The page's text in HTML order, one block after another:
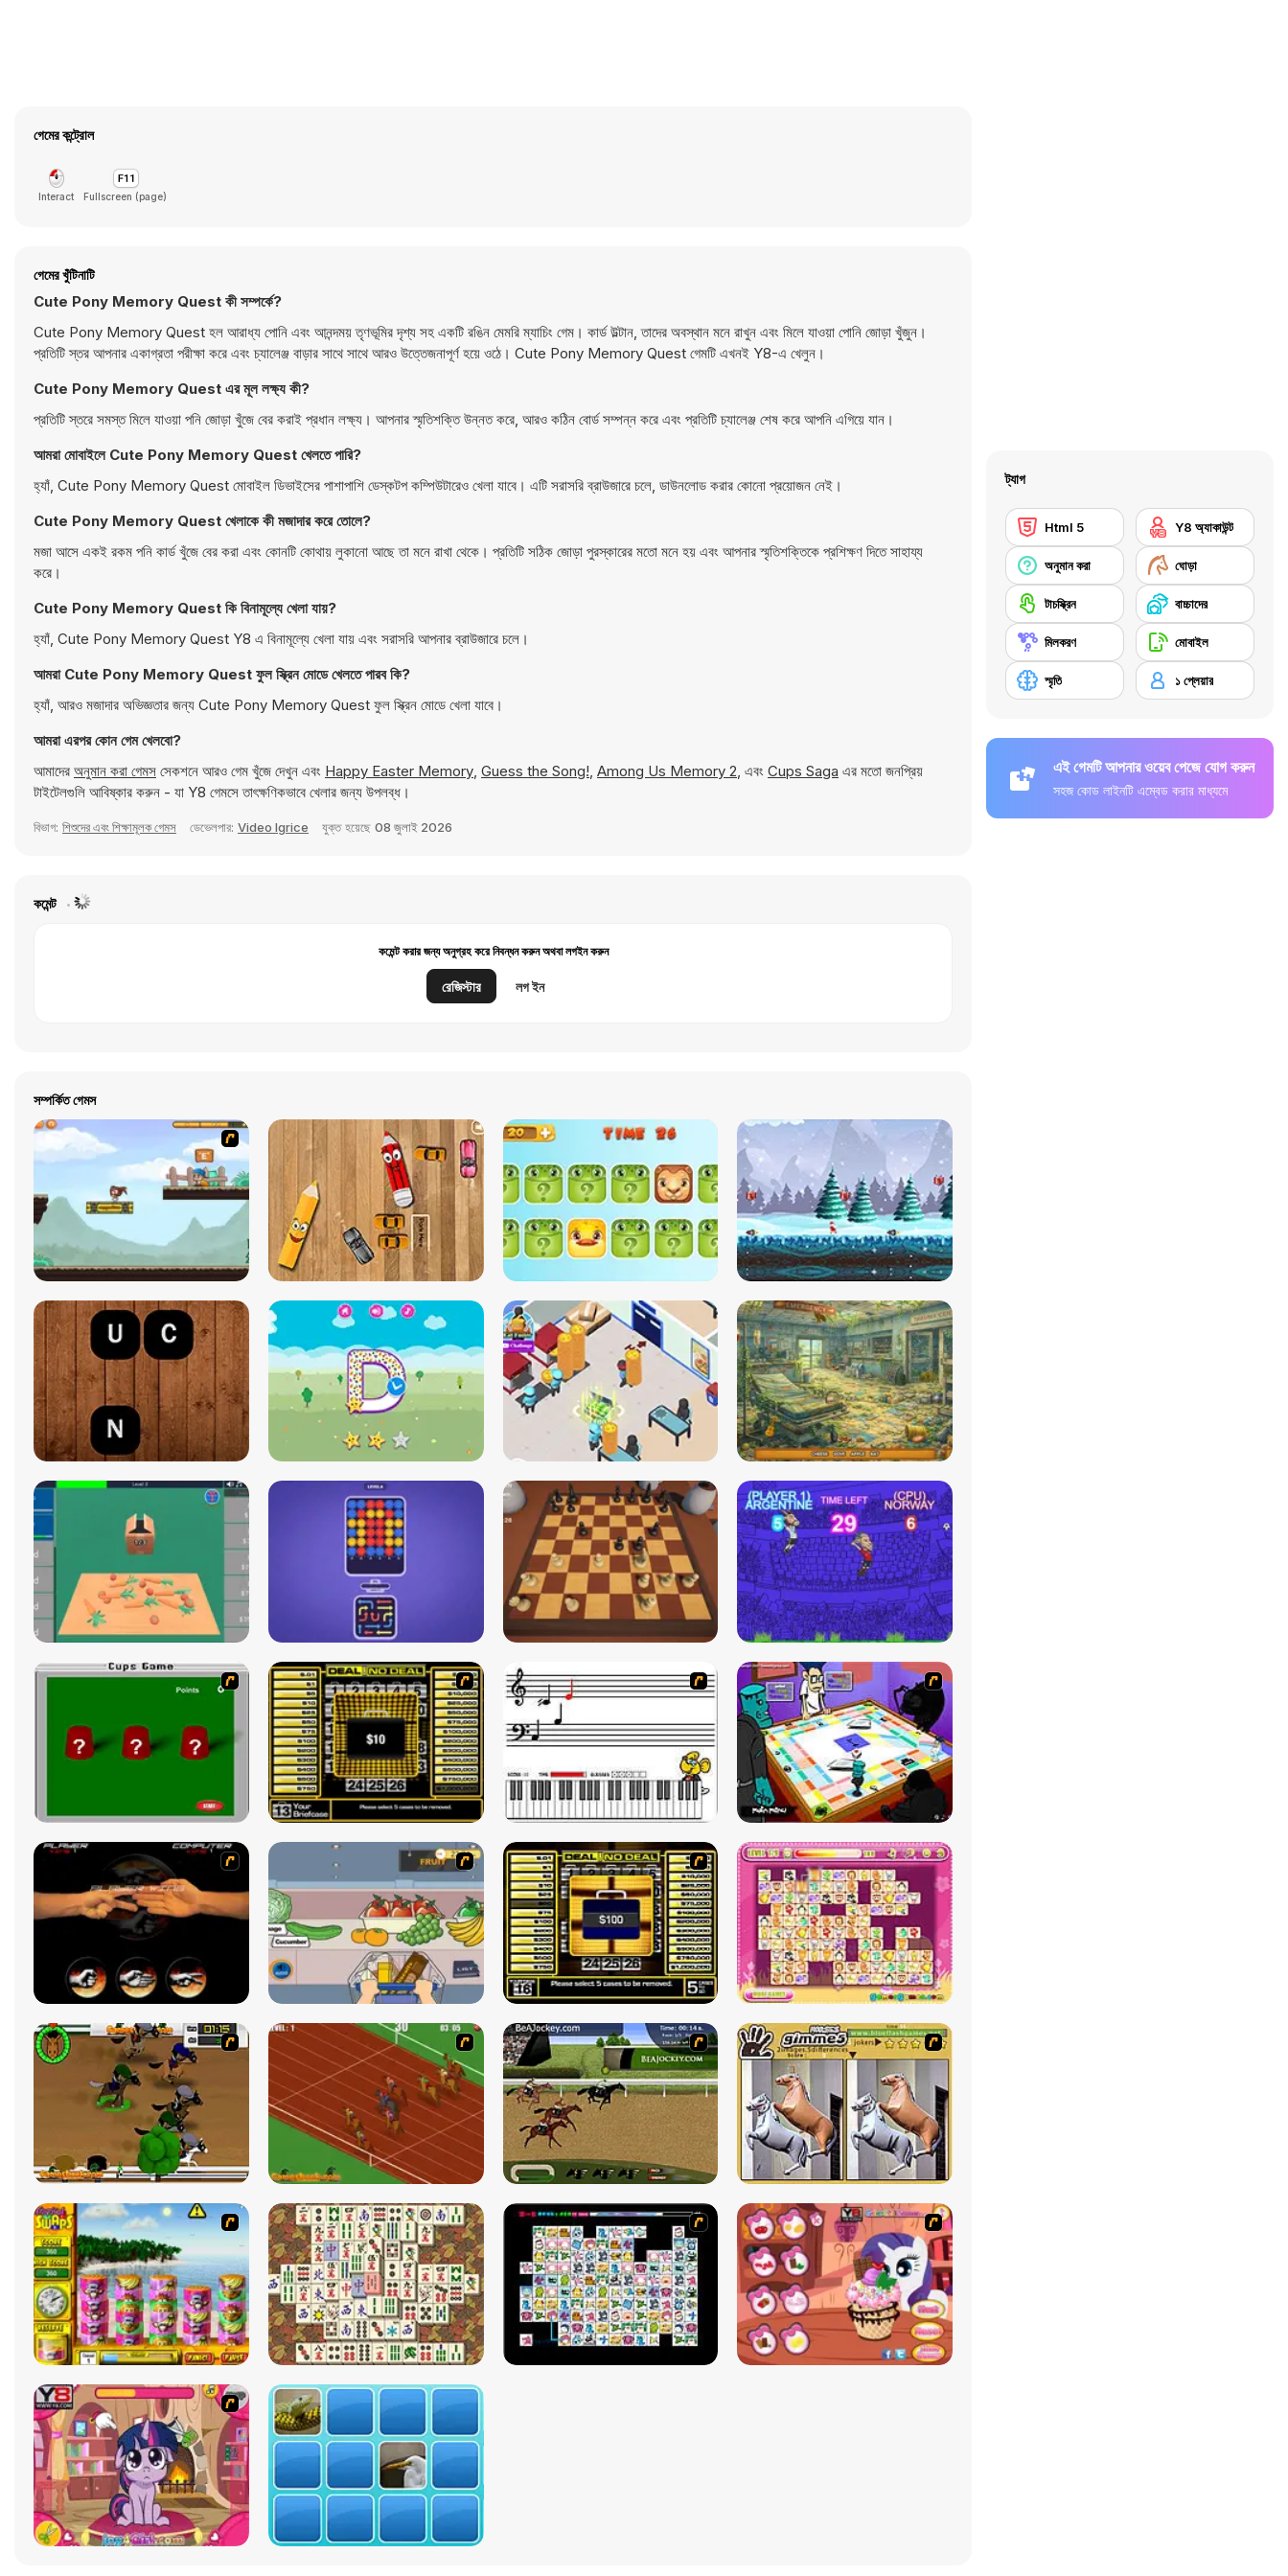
গেমের কন্ট্রোল
Interact Fullscreen (page)
গেমের খুঁটিনাটি
Cute Pony Memory Quest কী সম্পর্কে?
Cute Pony Memory Quest হল আরাধ্য পোনি এবং আনন্দময় তৃণভূমির দৃশ্য সহ একটি রঙিন মেমরি ম্যাচিং গেম। কার্ড উল্টান, তাদের অবস্থান মনে রাখুন এবং মিলে যাওয়া পোনি জোড়া খুঁজুন।
প্রতিটি স্তর আপনার একাগ্রতা পরীক্ষা করে এবং চ্যালেঞ্জ বাড়ার সাথে সাথে আরও উত্তেজনাপূর্ণ হয়ে ওঠে। Cute Pony Memory Quest গেমটি এখনই Y8-এ খেলুন।
Cute Pony Memory Quest এর মূল লক্ষ্য কী?
প্রতিটি স্তরে সমস্ত মিলে যাওয়া পনি জোড়া খুঁজে বের করাই প্রধান লক্ষ্য। আপনার স্মৃতিশক্তি উন্নত করে, আরও কঠিন বোর্ড সম্পন্ন করে এবং প্রতিটি চ্যালেঞ্জ শেষ করে আপনি এগিয়ে যান।
আমরা মোবাইলে Cute Pony Memory Quest খেলতে পারি?
হ্যাঁ, Cute Pony Memory Quest মোবাইল ডিভাইসের পাশাপাশি ডেস্কটপ কম্পিউটারেও খেলা যাবে। এটি সরাসরি ব্রাউজারে চলে, ডাউনলোড করার কোনো প্রয়োজন নেই।
Cute Pony Memory Quest খেলাকে কী মজাদার করে তোলে?
মজা আসে একই রকম পনি কার্ড খুঁজে বের করা এবং কোনটি কোথায় লুকানো আছে তা মনে রাখা থেকে। প্রতিটি সঠিক জোড়া পুরস্কারের মতো মনে হয় এবং আপনার স্মৃতিশক্তিকে প্রশিক্ষণ দিতে সাহায্য
করে।
Cute Pony Memory Quest কি বিনামূল্যে খেলা যায়?
হ্যাঁ, Cute Pony Memory Quest Y8 এ বিনামূল্যে খেলা যায় এবং সরাসরি আপনার ব্রাউজারে চলে।
আমরা Cute Pony Memory Quest ফুল স্ক্রিন মোডে খেলতে পারব কি?
হ্যাঁ, আরও মজাদার অভিজ্ঞতার জন্য Cute Pony Memory Quest ফুল স্ক্রিন মোডে খেলা যাবে।
আমরা এরপর কোন গেম খেলবো?
আমাদের অনুমান করা গেমস সেকশনে আরও গেম খুঁজে দেখুন এবং Happy Easter Memory, Guess the Song!, Among Us Memory 2, এবং Cups Saga এর মতো জনপ্রিয়
টাইটেলগুলি আবিষ্কার করুন - যা Y8 গেমসে তাৎক্ষণিকভাবে খেলার জন্য উপলব্ধ।
বিভাগ: শিশুদের এবং শিক্ষামূলক গেমস ডেভেলপার: Video Igrice যুক্ত হয়েছে 08 জুলাই 2026
কমেন্ট
কমেন্ট করার জন্য অনুগ্রহ করে নিবন্ধন করুন অথবা লগইন করুন
রেজিস্টার লগ ইন
সম্পর্কিত গেমস
ট্যাগ
Html 5 Y8 অ্যাকাউন্ট
অনুমান করা ঘোড়া
টাচস্ক্রিন বাচ্চাদের
মিলকরণ মোবাইল
স্মৃতি ১ প্লেয়ার
এই গেমটি আপনার ওয়েব পেজে যোগ করুন
সহজ কোড লাইনটি এম্বেড করার মাধ্যমে